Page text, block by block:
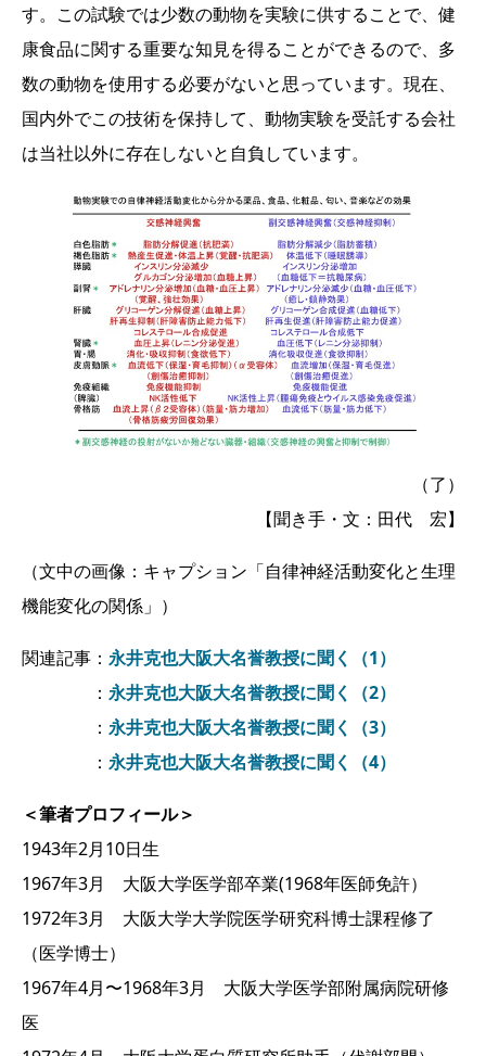
す。この試験では少数の動物を実験に供することで、健
康食品に関する重要な知見を得ることができるので、多
数の動物を使用する必要がないと思っています。現在、
国内外でこの技術を保持して、動物実験を受託する会社
は当社以外に存在しないと自負しています。
（了）
【聞き手・文：田代 宏】
（文中の画像：キャプション「自律神経活動変化と生理
機能変化の関係」）
関連記事： 永井克也大阪大名誉教授に聞く（1）
： 永井克也大阪大名誉教授に聞く（2）
： 永井克也大阪大名誉教授に聞く（3）
： 永井克也大阪大名誉教授に聞く（4）
＜筆者プロフィール＞
1943年2月10日生
1967年3月 大阪大学医学部卒業(1968年医師免許）
1972年3月 大阪大学大学院医学研究科博士課程修了
（医学博士）
1967年4月〜1968年3月 大阪大学医学部附属病院研修
医